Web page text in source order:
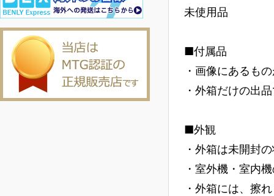
未使用品
■付属品
・画像にあるも
・外箱だけの出
■外観
・外箱は未開封
・室外機・室内
・外箱には、擦